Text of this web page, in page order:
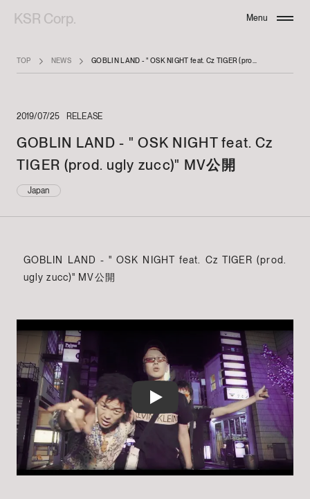
KSR Corp. Menu
TOP NEWS
2019/07/25 RELEASE
GOBLIN LAND - " OSK NIGHT feat. Cz
TIGER (prod. ugly zucc)" MV公開
Japan
GOBLIN LAND - " OSK NIGHT feat. Cz TIGER (prod.
ugly zucc)" MV公開
Play